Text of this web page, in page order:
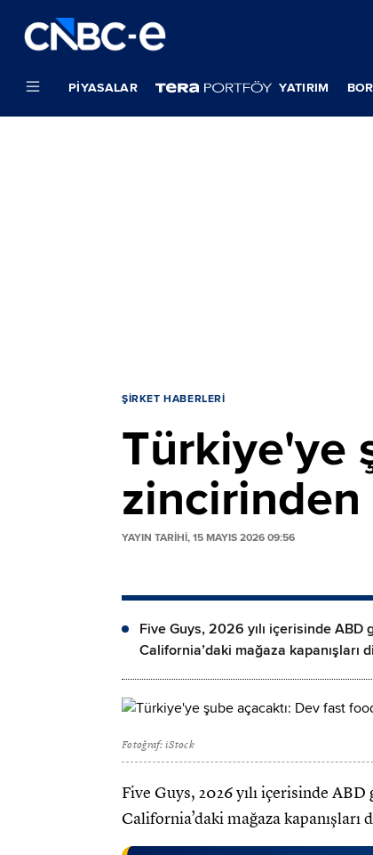
PIYASALAR YATIRIM
ŞIRKET HABERLERI
Türkiye'ye
zincirinden
YAYIN TARİHİ, 15 MAYIS 2026 09:56
Five Guys, 2026 yılı içerisinde
California’daki mağaza kapanışları
Fotoğraf: iStock
Five Guys, 2026 yılı içerisinde
California’daki mağaza kapanışları